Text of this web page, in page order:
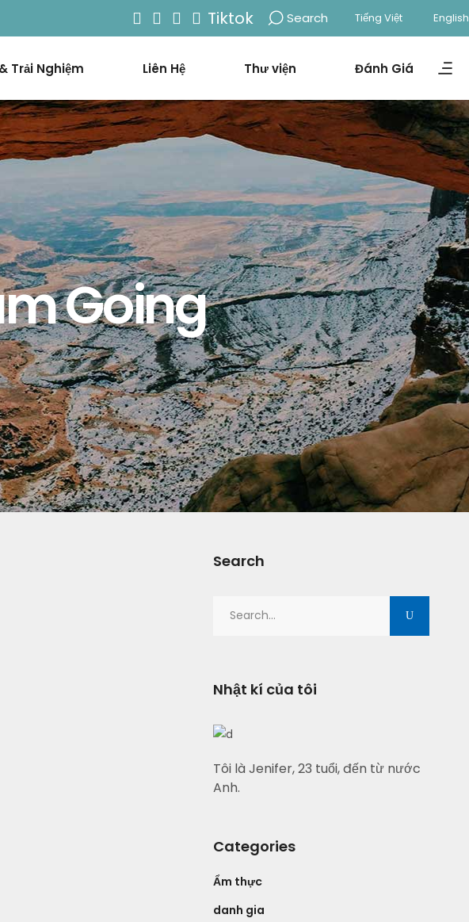
Tiktok Search Tiếng Việt English
Trải Nghiệm Liên Hệ Thư viện Đánh Giá
Going
Search
Nhật kí của tôi
Tôi là Jenifer, 23 tuổi, đến từ nước
Anh.
Categories
Ẩm thực
danh gia